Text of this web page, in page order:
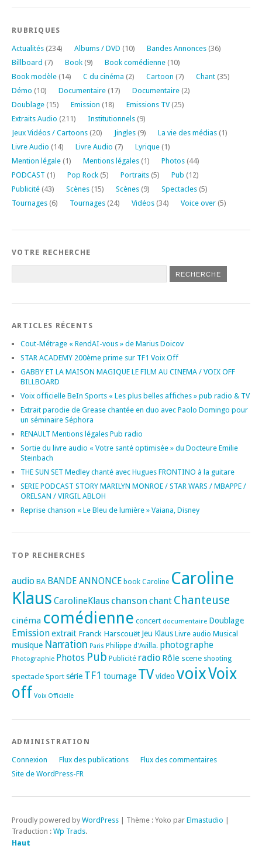
RUBRIQUES
Actualités (234) Albums / DVD (10) Bandes Annonces (36)
Billboard (7) Book (9) Book comédienne (10)
Book modèle (14) C du cinéma (2) Cartoon (7) Chant (35)
Démo (10) Documentaire (17) Documentaire (2)
Doublage (15) Emission (18) Emissions TV(25)
Extraits Audio (211) Institutionnels (9)
Jeux Vidéos / Cartoons (20) Jingles (9) La vie des médias (1)
Livre Audio (14) Livre Audio (7) Lyrique (1)
Mention légale (1) Mentions légales (1) Photos (44)
PODCAST (1) Pop Rock (5) Portraits (5) Pub (12)
Publicité (43) Scènes (15) Scènes (9) Spectacles (5)
Tournages (6) Tournages (24) Vidéos (34) Voice over (5)
VOTRE RECHERCHE
ARTICLES RÉCENTS
Cout-Métrage « RendAI-vous » de Marius Doicov
STAR ACADEMY 200ème prime sur TF1 Voix Off
GABBY ET LA MAISON MAGIQUE LE FILM AU CINEMA / VOIX OFF
BILLBOARD
Voix officielle BeIn Sports « Les plus belles affiches » pub radio & TV
Extrait parodie de Grease chantée en duo avec Paolo Domingo pour
un séminaire Séphora
RENAULT Mentions légales Pub radio
Sortie du livre audio « Votre santé optimisée » du Docteure Emilie
Steinbach
THE SUN SET Medley chanté avec Hugues FRONTINO à la guitare
SERIE PODCAST STORY MARILYN MONROE / STAR WARS / MBAPPE /
ORELSAN / VIRGIL ABLOH
Reprise chanson « Le Bleu de lumière » Vaiana, Disney
TOP RECHERCHES
audio BA BANDE ANNONCE book Caroline Caroline
Klaus CarolineKlaus chanson chant Chanteuse
cinéma comédienne concert documentaire Doublage
Emissionextrait Franck Harscouët Jeu Klaus Livre audio Musical
musique Narration Paris Philippe d'Avilla. photographe
Photographie Photos Pub Publicité radio Rôle scene shooting
spectacle Sport série TF1 tournage TVvideo voixVoix
off Voix Officielle
ADMINISTRATION
Connexion Flux des publications
Flux des commentaires
Site de WordPress-FR
Proudly powered by WordPress | Thème : Yoko par Elmastudio |
Traduction : Wp Trads.
Haut